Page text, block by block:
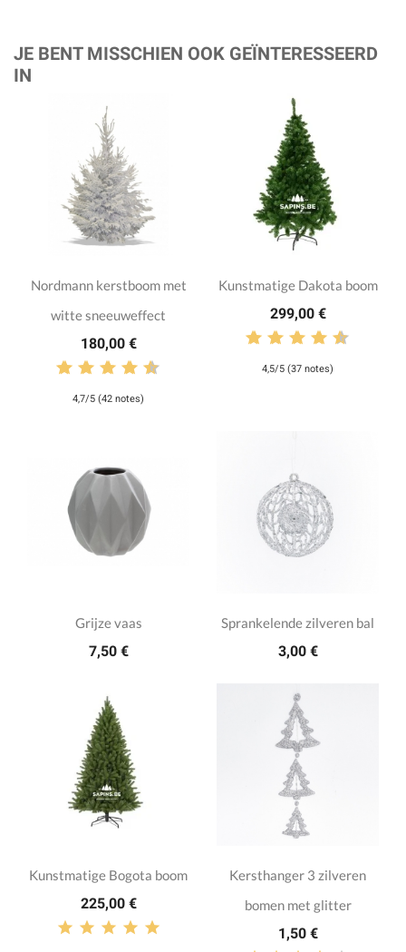
JE BENT MISSCHIEN OOK GEÏNTERESSEERD
IN
Nordmann kerstboom met
witte sneeuweffect
180,00 €
4,7/5 (42 notes)
Kunstmatige Dakota boom
299,00 €
4,5/5 (37 notes)
Grijze vaas
7,50 €
Sprankelende zilveren bal
3,00 €
Kunstmatige Bogota boom
225,00 €
Kersthanger 3 zilveren
bomen met glitter
1,50 €